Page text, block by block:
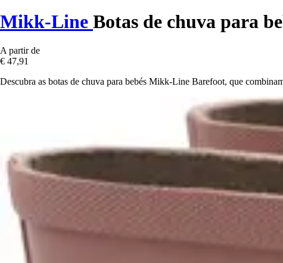
Mikk-Line Botas de chuva para
A partir de
€ 47,91
Descubra as botas de chuva para bebés Mikk-Line Barefoot, que